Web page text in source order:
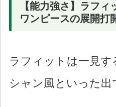
【能力強さ】ラフ
ワンピースの展開打
ラフィットは一見
シャン風といった出